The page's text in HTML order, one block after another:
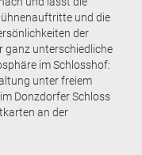
und die
der
ganz unterschiedliche
im Schlosshof:
unter freiem
Donzdorfer Schloss
an der